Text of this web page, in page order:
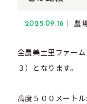
2025.09.16 農
全農美土里ファー
３）となります。
高度５００メート